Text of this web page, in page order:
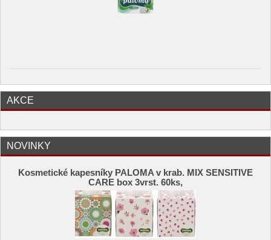
AKCE
NOVINKY
Kosmetické kapesníky PALOMA v krab. MIX SENSITIVE
CARE box 3vrst. 60ks,